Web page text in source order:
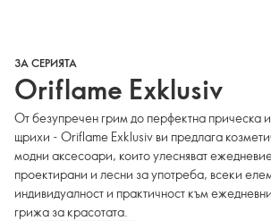
ЗА СЕРИЯТА
Oriflame Exklusiv
От безупречен грим до перфектна прическа
щрихи - Oriflame Exklusiv ви предлага
модни аксесоари, които улесняват
проектирани и лесни за употреба, всеки
индивидуалност и практичност към
грижа за красотата.